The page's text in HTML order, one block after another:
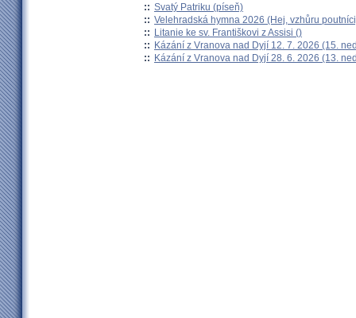
:: Svatý Patriku (píseň)
:: Velehradská hymna 2026 (Hej, vzhůru
:: Litanie ke sv. Františkovi z Assisi ()
:: Kázání z Vranova nad Dyjí 12. 7. 2026 (15.
:: Kázání z Vranova nad Dyjí 28. 6. 2026 (13.